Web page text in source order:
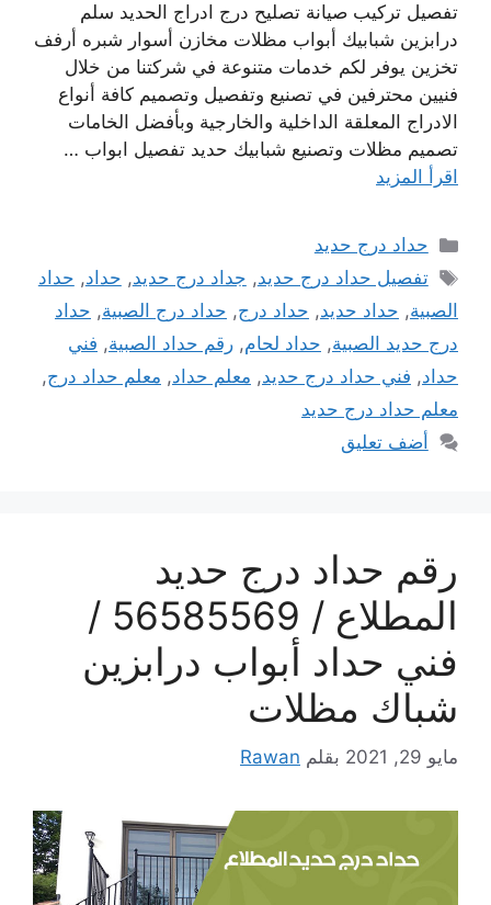
تفصيل تركيب صيانة تصليح درج ادراج الحديد سلم
درابزين شبابيك أبواب مظلات مخازن أسوار شبره أرفف
تخزين يوفر لكم خدمات متنوعة في شركتنا من خلال
فنيين محترفين في تصنيع وتفصيل وتصميم كافة أنواع
الادراج المعلقة الداخلية والخارجية وبأفضل الخامات
تصميم مظلات وتصنيع شبابيك حديد تفصيل ابواب …
اقرأ المزيد
التصنيفات
حداد درج حديد
الوسوم
تفصيل حداد درج حديد, جداد درج حديد, حداد, حداد
الصبية, حداد حديد, حداد درج, حداد درج الصبية, حداد
درج حديد الصبية, حداد لحام, رقم حداد الصبية, فني
حداد, فني حداد درج حديد, معلم حداد, معلم حداد درج,
معلم حداد درج حديد
أضف تعليق
رقم حداد درج حديد
المطلاع / 56585569 /
فني حداد أبواب درابزين
شباك مظلات
مايو 29, 2021 بقلم Rawan